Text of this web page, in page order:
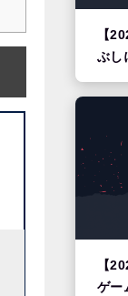
【
ぶし
【
ゲー